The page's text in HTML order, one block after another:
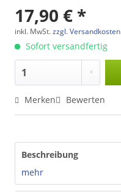
17,90 € *
inkl. MwSt.zzgl. Versandkosten
Sofort versandfertig
Merken Bewerten
Beschreibung
mehr